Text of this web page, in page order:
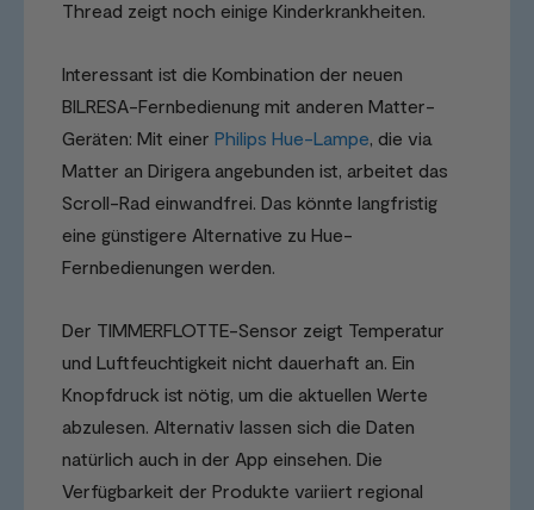
Thread zeigt noch einige Kinderkrankheiten.
Interessant ist die Kombination der neuen
BILRESA-Fernbedienung mit anderen Matter-
Geräten: Mit einer Philips Hue-Lampe, die via
Matter an Dirigera angebunden ist, arbeitet das
Scroll-Rad einwandfrei. Das könnte langfristig
eine günstigere Alternative zu Hue-
Fernbedienungen werden.
Der TIMMERFLOTTE-Sensor zeigt Temperatur
und Luftfeuchtigkeit nicht dauerhaft an. Ein
Knopfdruck ist nötig, um die aktuellen Werte
abzulesen. Alternativ lassen sich die Daten
natürlich auch in der App einsehen. Die
Verfügbarkeit der Produkte variiert regional